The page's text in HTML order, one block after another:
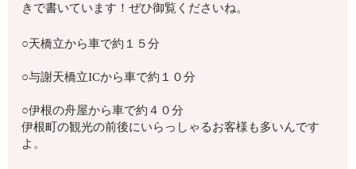
きで書いています！ぜひ御覧くださいね。
○天橋立から車で約１５分
○与謝天橋立ICから車で約１０分
○伊根の舟屋から車で約４０分
伊根町の観光の前後にいらっしゃるお客様も多いんです
よ。